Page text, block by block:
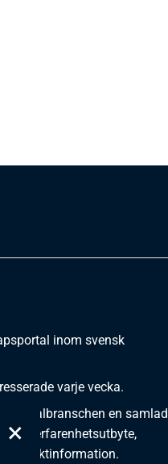
inom svensk
varje vecka.
dentalbranschen en samlad
erfarenhetsutbyte,
produktinformation.
×